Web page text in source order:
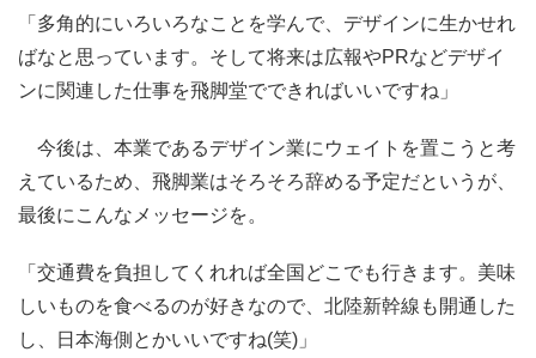
「多角的にいろいろなことを学んで、デザインに生かせれ
ばなと思っています。そして将来は広報やPRなどデザイ
ンに関連した仕事を飛脚堂でできればいいですね」
今後は、本業であるデザイン業にウェイトを置こうと考
えているため、飛脚業はそろそろ辞める予定だというが、
最後にこんなメッセージを。
「交通費を負担してくれれば全国どこでも行きます。美味
しいものを食べるのが好きなので、北陸新幹線も開通した
し、日本海側とかいいですね(笑)」